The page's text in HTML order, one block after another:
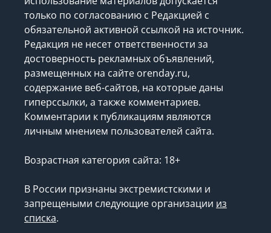
только по согласованию с Редакцией с
обязательной активной ссылкой на источник.
Редакция не несет ответственности за
достоверность рекламных объявлений,
размещенных на сайте orenday.ru,
содержание веб-сайтов, на которые даны
гиперссылки, а также комментариев.
Комментарии к публикациям являются
личным мнением пользователей сайта.
Возрастная категория сайта: 18+
В России признаны экстремистскими и
запрещеными следующие организации из
списка.